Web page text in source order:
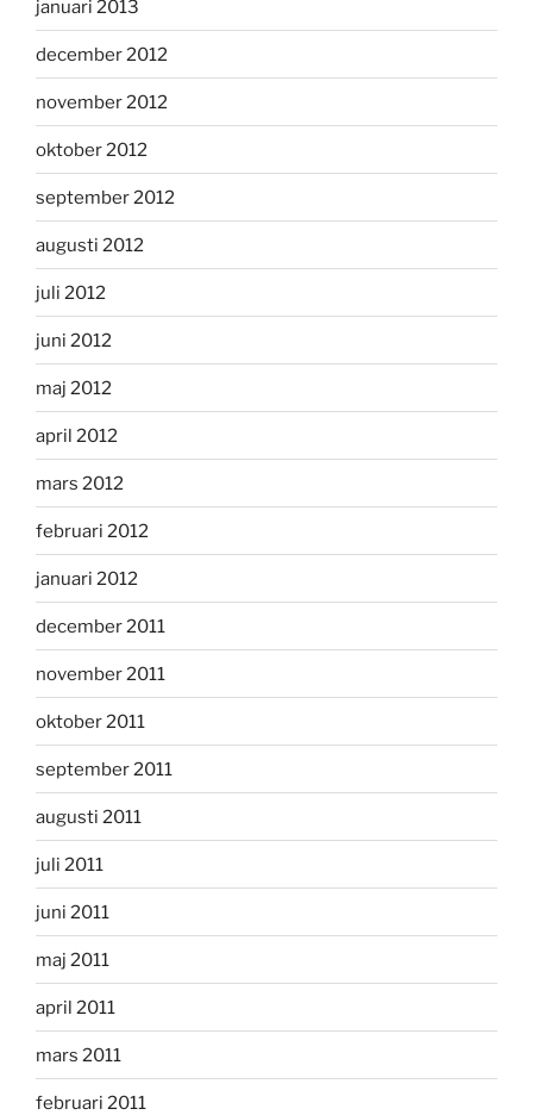
januari 2013
december 2012
november 2012
oktober 2012
september 2012
augusti 2012
juli 2012
juni 2012
maj 2012
april 2012
mars 2012
februari 2012
januari 2012
december 2011
november 2011
oktober 2011
september 2011
augusti 2011
juli 2011
juni 2011
maj 2011
april 2011
mars 2011
februari 2011